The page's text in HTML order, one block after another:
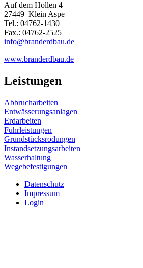
Auf dem Hollen 4
27449 Klein Aspe
Tel.: 04762-1430
Fax.: 04762-2525
info@branderdbau.de
www.branderdbau.de
Leistungen
Abbrucharbeiten
Entwässerungsanlagen
Erdarbeiten
Fuhrleistungen
Grundstücksrodungen
Instandsetzungsarbeiten
Wasserhaltung
Wegebefestigungen
Datenschutz
Impressum
Login